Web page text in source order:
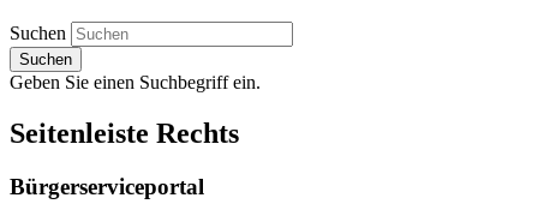
Suchen
Suchen
Geben Sie einen Suchbegriff ein.
Seitenleiste Rechts
Bürgerserviceportal